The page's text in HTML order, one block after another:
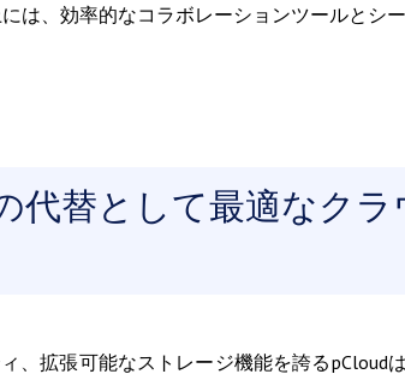
は、効率的なコラボレーションツールとシ
代替として最適なク
、拡張可能なストレージ機能を誇るpCloud